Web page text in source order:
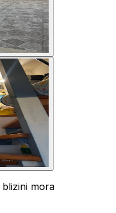
mora